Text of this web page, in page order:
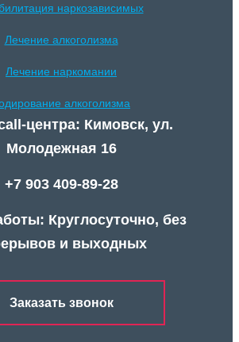
наркозависимых
Лечение алкоголизма
Лечение наркомании
алкоголизма
центра: Кимовск, ул.
Молодежная 16
+7 903 409-89-28
Круглосуточно, без
и выходных
Заказать звонок